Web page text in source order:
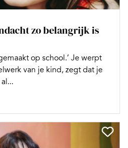
zo belangrijk is
op school.’ Je werpt
van je kind, zegt dat je